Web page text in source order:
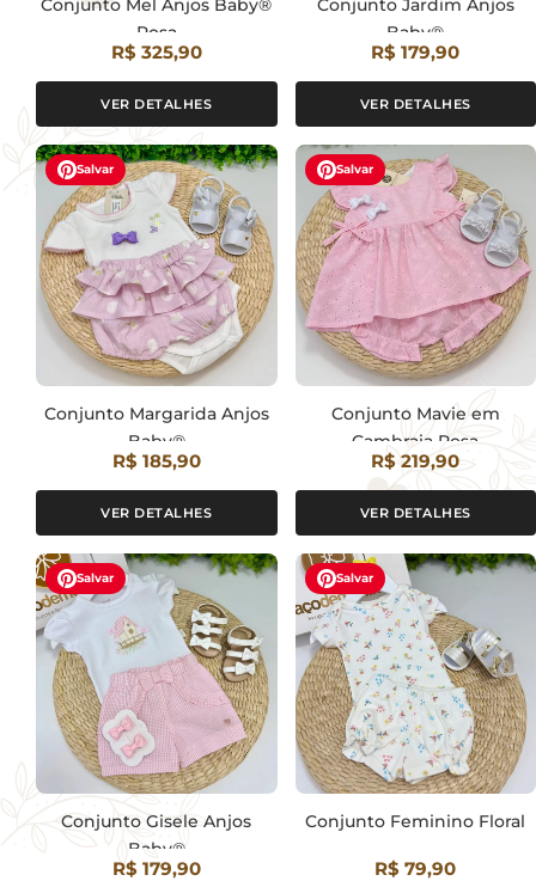
Conjunto Mel Anjos Baby®
Rosa
R$ 325,90
VER DETALHES
Conjunto Jardim Anjos
Baby®
R$ 179,90
VER DETALHES
Salvar
Conjunto Margarida Anjos
Baby®
R$ 185,90
VER DETALHES
Salvar
Conjunto Mavie em
Cambraia Rosa
R$ 219,90
VER DETALHES
Salvar
Conjunto Gisele Anjos
Baby®
R$ 179,90
Salvar
Conjunto Feminino Floral
R$ 79,90